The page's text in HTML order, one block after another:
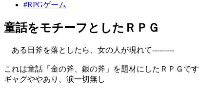
#RPGゲーム
童話をモチーフとしたＲＰＧ
ある日斧を落としたら、女の人が現れて---------
これは童話「金の斧、銀の斧」を題材にしたＲＰＧです
ギャグややあり、涙一切無し